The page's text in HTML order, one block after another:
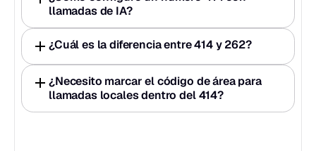
llamadas de IA?
¿Cuál es la diferencia entre 414 y 262?
¿Necesito marcar el código de área para
llamadas locales dentro del 414?